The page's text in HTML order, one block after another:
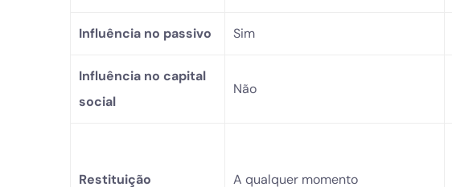
Influência no passivo Sim
Influência no capital
social
Não
Restituição A qualquer momento